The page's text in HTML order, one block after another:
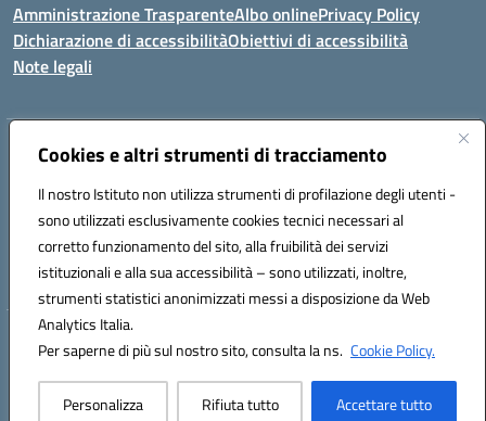
Cookies e altri strumenti di tracciamento
Il nostro Istituto non utilizza strumenti di profilazione degli utenti -
sono utilizzati esclusivamente cookies tecnici necessari al
corretto funzionamento del sito, alla fruibilità dei servizi
istituzionali e alla sua accessibilità – sono utilizzati, inoltre,
strumenti statistici anonimizzati messi a disposizione da Web
Analytics Italia.
Per saperne di più sul nostro sito, consulta la ns. Cookie Policy.
Personalizza Rifiuta tutto Accettare tutto
Amministrazione TrasparenteAlbo onlinePrivacy Policy
Dichiarazione di accessibilitàObiettivi di accessibilità
Note legali
Indirizzo:Viale P. Togliatti snc 67039 Sulmona (AQ)
Posta elettronica certificata (PEC):aqis01900g@pec.istruzione.it
Codice fiscale: 92025400661
Codice meccanografico: AQIS01900G
Hosting & Powered by 3D Solution S.r.l.
Concept & Design by Designers Italia